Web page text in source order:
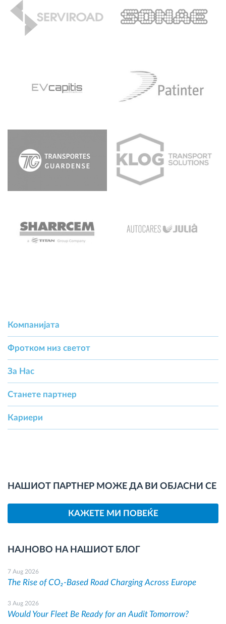
Компанијата
Фротком низ светот
За Hас
Станете партнер
Кариери
НАШИОТ ПАРТНЕР МОЖЕ ДА ВИ ОБЈАСНИ СЕ
КАЖЕТЕ МИ ПОВЕЌЕ
НАЈНОВО НА НАШИОТ БЛОГ
7 Aug 2026
The Rise of CO₂-Based Road Charging Across Europe
3 Aug 2026
Would Your Fleet Be Ready for an Audit Tomorrow?